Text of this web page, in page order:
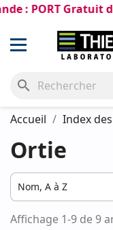
: PORT Gratuit
search
Accueil Index
Ortie
Nom, A à Z
Affichage 1-9 de 9